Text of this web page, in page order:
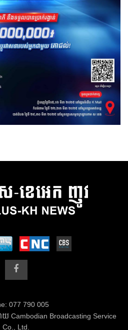
077 790 005
Cambodian Broadcasting Service